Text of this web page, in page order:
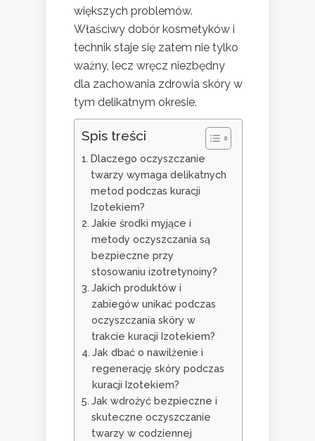
większych problemów.
Właściwy dobór kosmetyków i
technik staje się zatem nie tylko
ważny, lecz wręcz niezbędny
dla zachowania zdrowia skóry w
tym delikatnym okresie.
Spis treści
Dlaczego oczyszczanie
twarzy wymaga delikatnych
metod podczas kuracji
Izotekiem?
Jakie środki myjące i
metody oczyszczania są
bezpieczne przy
stosowaniu izotretynoiny?
Jakich produktów i
zabiegów unikać podczas
oczyszczania skóry w
trakcie kuracji Izotekiem?
Jak dbać o nawilżenie i
regenerację skóry podczas
kuracji Izotekiem?
Jak wdrożyć bezpieczne i
skuteczne oczyszczanie
twarzy w codziennej